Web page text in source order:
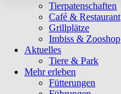
Tierpatenschaften
Café & Restaurant
Grillplätze
Imbiss & Zooshop
Aktuelles
Tiere & Park
Mehr erleben
Fütterungen